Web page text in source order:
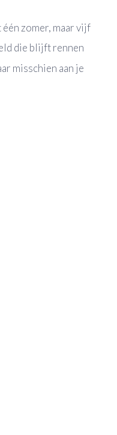
zomer, maar vijf
die blijft rennen
misschien aan je